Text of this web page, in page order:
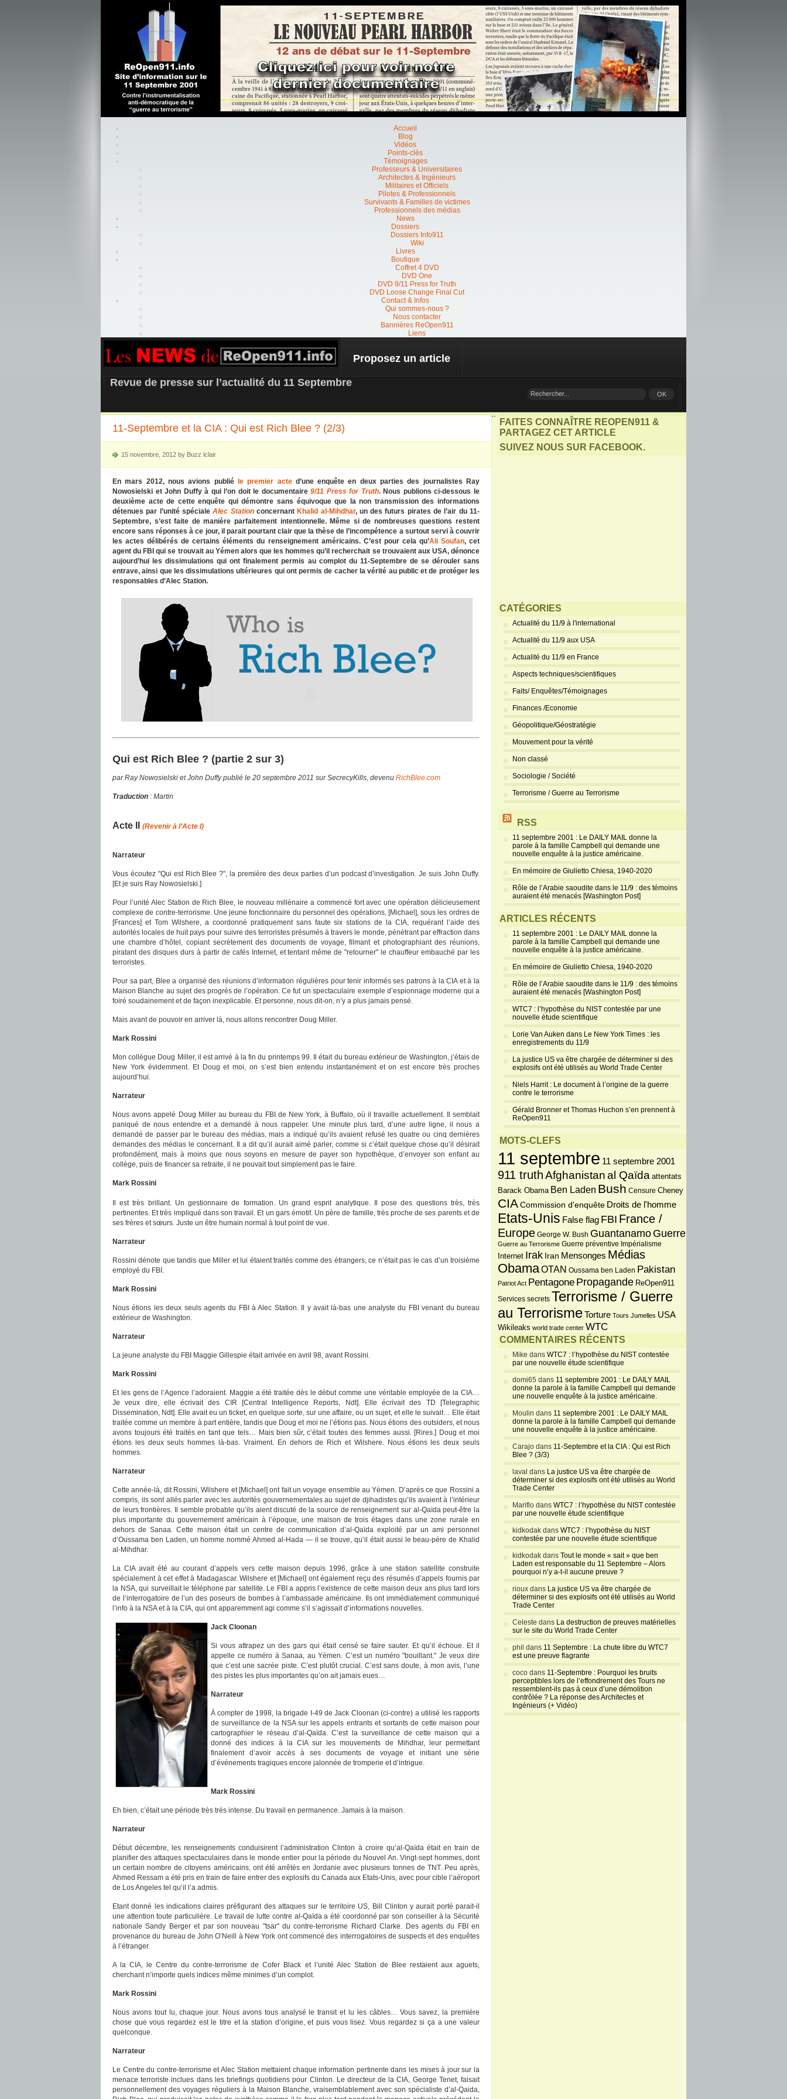
Accueil
Blog
Vidéos
Points-clés
Témoignages
Professeurs & Universitaires
Architectes & Ingénieurs
Militaires et Officiels
Pilotes & Professionnels
Survivants & Familles de victimes
Professionnels des médias
News
Dossiers
Dossiers Info911
Wiki
Livres
Boutique
Coffret 4 DVD
DVD One
DVD 9/11 Press for Truth
DVD Loose Change Final Cut
Contact & Infos
Qui sommes-nous ?
Nous contacter
Bannières ReOpen911
Liens
REOPEN911 – NEWS
Proposez un article
Revue de presse sur l’actualité du 11 Septembre
11-Septembre et la CIA : Qui est Rich Blee ? (2/3)
15 novembre, 2012 by Buzz lclair
En mars 2012, nous avions publié le premier acted’une enquête en deux parties des journalistes Ray
Nowosielski et John Duffy à qui l’on doit le documentaire9/11 Press for Truth. Nous publions ci-dessous le
deuxième acte de cette enquête qui démontre sans équivoque que la non transmission des informations
détenues par l’unité spécialeAlec Stationconcernant Khalid al-Mihdhar, un des futurs pirates de l’air du 11-
Septembre, s’est faite de manière parfaitement intentionnelle. Même si de nombreuses questions restent
encore sans réponses à ce jour, il parait pourtant clair que la thèse de l’incompétence a surtout servi à couvrir
les actes délibérés de certains éléments du renseignement américains. C’est pour cela qu’Ali Soufan, cet
agent du FBI qui se trouvait au Yémen alors que les hommes qu’il recherchait se trouvaient aux USA, dénonce
aujourd’hui les dissimulations qui ont finalement permis au complot du 11-Septembre de se dérouler sans
entrave, ainsi que les dissimulations ultérieures qui ont permis de cacher la vérité au public et de protéger les
responsables d’Alec Station.
Qui est Rich Blee ? (partie 2 sur 3)
par Ray Nowosielski et John Duffy publié le 20 septembre 2011 sur SecrecyKills, devenu RichBlee.com
Traduction : Martin
Acte II (Revenir à l’Acte I)
Narrateur
Vous écoutez "Qui est Rich Blee ?", la première des deux parties d’un podcast d’investigation. Je suis John Duffy.
[Et je suis Ray Nowosielski.]
Pour l’unité Alec Station de Rich Blee, le nouveau millénaire a commencé fort avec une opération délicieusement
complexe de contre-terrorisme. Une jeune fonctionnaire du personnel des opérations, [Michael], sous les ordres de
[Frances] et Tom Wilshere, a coordonné pratiquement sans faute six stations de la CIA, requérant l’aide des
autorités locales de huit pays pour suivre des terroristes présumés à travers le monde, pénétrant par effraction dans
une chambre d’hôtel, copiant secrètement des documents de voyage, filmant et photographiant des réunions,
piratant des disques durs à partir de cafés Internet, et tentant même de "retourner" le chauffeur embauché par les
terroristes.
Pour sa part, Blee a organisé des réunions d’information régulières pour tenir informés ses patrons à la CIA et à la
Maison Blanche au sujet des progrès de l’opération. Ce fut un spectaculaire exemple d’espionnage moderne qui a
foiré soudainement et de façon inexplicable. Et personne, nous dit-on, n’y a plus jamais pensé.
Mais avant de pouvoir en arriver là, nous allons rencontrer Doug Miller.
Mark Rossini
Mon collègue Doug Miller, il est arrivé à la fin du printemps 99. Il était du bureau extérieur de Washington, j’étais de
New York évidemment. Et Doug et moi, on s’est bien entendu instantanément et on est encore très proches
aujourd’hui.
Narrateur
Nous avons appelé Doug Miller au bureau du FBI de New York, à Buffalo, où il travaille actuellement. Il semblait
paniqué de nous entendre et a demandé à nous rappeler. Une minute plus tard, d’une autre ligne, il nous a
demandé de passer par le bureau des médias, mais a indiqué qu’ils avaient refusé les quatre ou cinq dernières
demandes des médias le concernant. Il a dit qu’il aurait aimé parler, comme si c’était quelque chose qu’il désirait
profondément, mais à moins que nous soyons en mesure de payer son hypothèque, d’envoyer son enfant au
collège, puis de financer sa retraite, il ne pouvait tout simplement pas le faire.
Mark Rossini
Il est très brillant. Un gestionnaire de formation. Un grand esprit analytique. Il pose des questions très, très
pertinentes. Et très impliqué dans son travail. Et un gars émotif. Un père de famille, très proche de ses parents et de
ses frères et sœurs. Juste un être humain normal à tout point de vue.
Narrateur
Rossini dénote que tandis que Miller et lui étaient traités comme des étrangers, ce n’était pas le cas d’un troisième
employé du FBI.
Mark Rossini
Nous étions les deux seuls agents du FBI à Alec Station. Il y avait là-bas une analyste du FBI venant du bureau
extérieur de Washington.
Narrateur
La jeune analyste du FBI Maggie Gillespie était arrivée en avril 98, avant Rossini.
Mark Rossini
Et les gens de l’Agence l’adoraient. Maggie a été traitée dès le début comme une véritable employée de la CIA…
Je veux dire, elle écrivait des CIR [Central Intelligence Reports, Ndt]. Elle écrivait des TD [Telegraphic
Dissemination, Ndt]. Elle avait eu un ticket, en quelque sorte, sur une affaire, ou un sujet, et elle le suivait… Elle était
traitée comme un membre à part entière, tandis que Doug et moi ne l’étions pas. Nous étions des outsiders, et nous
avons toujours été traités en tant que tels… Mais bien sûr, c’était toutes des femmes aussi. [Rires.] Doug et moi
étions les deux seuls hommes là-bas. Vraiment. En dehors de Rich et Wilshere. Nous étions les deux seuls
hommes.
Narrateur
Cette année-là, dit Rossini, Wilshere et [Michael] ont fait un voyage ensemble au Yémen. D’après ce que Rossini a
compris, ils sont allés parler avec les autorités gouvernementales au sujet de djihadistes qu’ils avaient à l’intérieur
de leurs frontières. Il semble probable qu’ils aient discuté de la source de renseignement sur al-Qaïda peut-être la
plus importante du gouvernement américain à l’époque, une maison de trois étages dans une zone rurale en
dehors de Sanaa. Cette maison était un centre de communication d’al-Qaïda exploité par un ami personnel
d’Oussama ben Laden, un homme nommé Ahmed al-Hada — il se trouve, qu’il était aussi le beau-père de Khalid
al-Mihdhar.
La CIA avait été au courant d’appels vers cette maison depuis 1996, grâce à une station satellite construite
spécialement à cet effet à Madagascar. Wilshere et [Michael] ont également reçu des résumés d’appels fournis par
la NSA, qui surveillait le téléphone par satellite. Le FBI a appris l’existence de cette maison deux ans plus tard lors
de l’interrogatoire de l’un des poseurs de bombes à l’ambassade américaine. Ils ont immédiatement communiqué
l’info à la NSA et à la CIA, qui ont apparemment agi comme s’il s’agissait d’informations nouvelles.
Jack Cloonan
Si vous attrapez un des gars qui était censé se faire sauter. Et qu’il échoue. Et il
appelle ce numéro à Sanaa, au Yémen. C’est un numéro "bouillant." Je veux dire
que c’est une sacrée piste. C’est plutôt crucial. C’est sans doute, à mon avis, l’une
des pistes les plus importantes qu’on ait jamais eues…
Narrateur
À compter de 1998, la brigade I-49 de Jack Cloonan (ci-contre) a utilisé les rapports
de surveillance de la NSA sur les appels entrants et sortants de cette maison pour
cartographier le réseau d’al-Qaïda. C’est la surveillance de cette maison qui a
donné des indices à la CIA sur les mouvements de Mihdhar, leur permettant
finalement d’avoir accès à ses documents de voyage et initiant une série
d’événements tragiques encore jalonnée de tromperie et d’intrigue.
Mark Rossini
Eh bien, c’était une période très très intense. Du travail en permanence. Jamais à la maison.
Narrateur
Début décembre, les renseignements conduisirent l’administration Clinton à croire qu’al-Qaïda était en train de
planifier des attaques spectaculaires dans le monde entier pour la période du Nouvel An. Vingt-sept hommes, dont
un certain nombre de citoyens américains, ont été arrêtés en Jordanie avec plusieurs tonnes de TNT. Peu après,
Ahmed Ressam a été pris en train de faire entrer des explosifs du Canada aux Etats-Unis, avec pour cible l’aéroport
de Los Angeles tel qu’il l’a admis.
Etant donné les indications claires préfigurant des attaques sur le territoire US, Bill Clinton y aurait porté parait-il
une attention toute particulière. Le travail de lutte contre al-Qaïda a été coordonné par son conseiller à la Sécurité
nationale Sandy Berger et par son nouveau "tsar" du contre-terrorisme Richard Clarke. Des agents du FBI en
provenance du bureau de John O’Neill à New York ont commencé des interrogatoires de suspects et des enquêtes
à l’étranger.
A la CIA, le Centre du contre-terrorisme de Cofer Black et l’unité Alec Station de Blee restaient aux aguets,
cherchant n’importe quels indices même minimes d’un complot.
Mark Rossini
Nous avons tout lu, chaque jour. Nous avons tous analysé le transit et lu les câbles… Vous savez, la première
chose que vous regardez est le titre et la station d’origine, et puis vous lisez. Vous regardez si ça a une valeur
quelconque.
Narrateur
Le Centre du contre-terrorisme et Alec Station mettaient chaque information pertinente dans les mises à jour sur la
menace terroriste inclues dans les briefings quotidiens pour Clinton. Le directeur de la CIA, George Tenet, faisait
personnellement des voyages réguliers à la Maison Blanche, vraisemblablement avec son spécialiste d’al-Qaida,
``
FAITES CONNAÎTRE REOPEN911 &
PARTAGEZ CET ARTICLE
SUIVEZ NOUS SUR FACEBOOK.
CATÉGORIES
Actualité du 11/9 à l'international
Actualité du 11/9 aux USA
Actualité du 11/9 en France
Aspects techniques/scientifiques
Faits/ Enquêtes/Témoignages
Finances /Economie
Géopolitique/Géostratégie
Mouvement pour la vérité
Non classé
Sociologie / Société
Terrorisme / Guerre au Terrorisme
RSS
11 septembre 2001 : Le DAILY MAIL donne la
parole à la famille Campbell qui demande une
nouvelle enquête à la justice américaine.
En mémoire de Giulietto Chiesa, 1940-2020
Rôle de l’Arabie saoudite dans le 11/9 : des témoins
auraient été menacés [Washington Post]
ARTICLES RÉCENTS
11 septembre 2001 : Le DAILY MAIL donne la
parole à la famille Campbell qui demande une
nouvelle enquête à la justice américaine.
En mémoire de Giulietto Chiesa, 1940-2020
Rôle de l’Arabie saoudite dans le 11/9 : des témoins
auraient été menacés [Washington Post]
WTC7 : l’hypothèse du NIST contestée par une
nouvelle étude scientifique
Lorie Van Auken dans Le New York Times : les
enregistrements du 11/9
La justice US va être chargée de déterminer si des
explosifs ont été utilisés au World Trade Center
Niels Harrit : Le document à l’origine de la guerre
contre le terrorisme
Gérald Bronner et Thomas Huchon s’en prennent à
ReOpen911
MOTS-CLEFS
11 septembre 11 septembre 2001
911 truthAfghanistanal Qaïda attentats
Barack Obama Ben Laden Bush Censure Cheney
CIA Commission d'enquête Droits de l'homme
Etats-Unis False flag FBI France /
Europe George W. Bush Guantanamo Guerre
Guerre au Terrorisme Guerre préventive Impérialisme
Internet Irak Iran Mensonges Médias
ObamaOTAN Oussama ben Laden Pakistan
Patriot Act Pentagone Propagande ReOpen911
Services secrets Terrorisme / Guerre
au TerrorismeTorture Tours Jumelles USA
Wikileaks world trade center WTC
COMMENTAIRES RÉCENTS
Mike dans WTC7 : l’hypothèse du NIST contestée
par une nouvelle étude scientifique
domi65 dans 11 septembre 2001 : Le DAILY MAIL
donne la parole à la famille Campbell qui demande
une nouvelle enquête à la justice américaine.
Moulin dans 11 septembre 2001 : Le DAILY MAIL
donne la parole à la famille Campbell qui demande
une nouvelle enquête à la justice américaine.
Carajo dans 11-Septembre et la CIA : Qui est Rich
Blee ? (3/3)
laval dans La justice US va être chargée de
déterminer si des explosifs ont été utilisés au World
Trade Center
Mariflo dans WTC7 : l’hypothèse du NIST contestée
par une nouvelle étude scientifique
kidkodak dans WTC7 : l’hypothèse du NIST
contestée par une nouvelle étude scientifique
kidkodak dans Tout le monde « sait » que ben
Laden est responsable du 11 Septembre – Alors
pourquoi n’y a-t-il aucune preuve ?
rioux dans La justice US va être chargée de
déterminer si des explosifs ont été utilisés au World
Trade Center
Celeste dans La destruction de preuves matérielles
sur le site du World Trade Center
phil dans 11 Septembre : La chute libre du WTC7
est une preuve flagrante
coco dans 11-Septembre : Pourquoi les bruits
perceptibles lors de l’effondrement des Tours ne
ressemblent-ils pas à ceux d’une démolition
contrôlée ? La réponse des Architectes et
Ingénieurs (+ Vidéo)